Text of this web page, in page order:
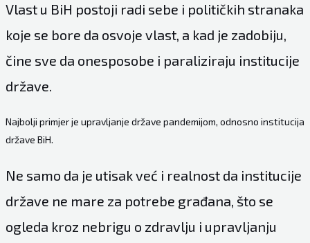
Vlast u BiH postoji radi sebe i političkih stranaka
koje se bore da osvoje vlast, a kad je zadobiju,
čine sve da onesposobe i paraliziraju institucije
države.
Najbolji primjer je upravljanje države pandemijom, odnosno institucija
države BiH.
Ne samo da je utisak već i realnost da institucije
države ne mare za potrebe građana, što se
ogleda kroz nebrigu o zdravlju i upravljanju